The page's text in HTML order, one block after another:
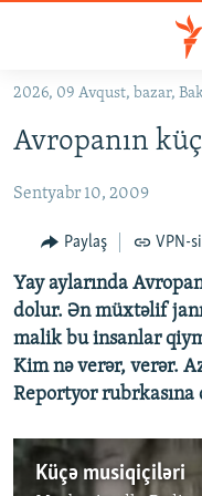
Əsas
qayıt
naviqasiyaya
Axtarışa
keç
#İZAHLA
KORRUPSIOMETR
#ƏSLINDƏ
FƏRQƏ BAX
QANUNI DOĞRU
ARAŞDIRMA
MULTIMEDIA
VIDEO
FOTOQALEREYA
RADIO ARXIV
OXU ZALI
HAQQIMIZDA
2026, 09 Avqust, bazar,
Avropanın
Sentyabr 10, 2009
Paylaş VPN-
Yay aylarında
dolur. Ən müxtəlif
malik bu insanlar
Kim nə verər, verər.
Reportyor
Küçə musiqiçiləri